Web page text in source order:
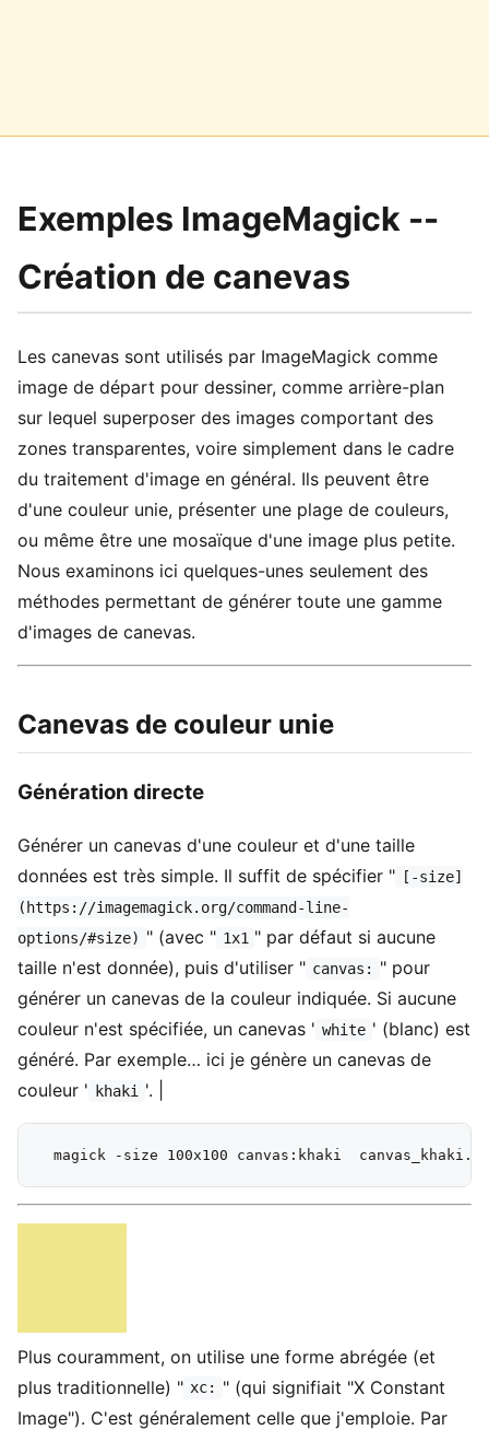
Exemples ImageMagick --
Création de canevas
Les canevas sont utilisés par ImageMagick comme
image de départ pour dessiner, comme arrière-plan
sur lequel superposer des images comportant des
zones transparentes, voire simplement dans le cadre
du traitement d'image en général. Ils peuvent être
d'une couleur unie, présenter une plage de couleurs,
ou même être une mosaïque d'une image plus petite.
Nous examinons ici quelques-unes seulement des
méthodes permettant de générer toute une gamme
d'images de canevas.
Canevas de couleur unie
Génération directe
Générer un canevas d'une couleur et d'une taille
données est très simple. Il suffit de spécifier "
[-size]
(https://imagemagick.org/command-line-
options/#size) " (avec " 1x1 " par défaut si aucune
taille n'est donnée), puis d'utiliser " canvas:
" pour
générer un canevas de la couleur indiquée. Si aucune
couleur n'est spécifiée, un canevas ' white ' (blanc) est
généré. Par exemple… ici je génère un canevas de
couleur '
khaki '. |
Plus couramment, on utilise une forme abrégée (et
plus traditionnelle) " xc:
" (qui signifiait "X Constant
Image"). C'est généralement celle que j'emploie. Par